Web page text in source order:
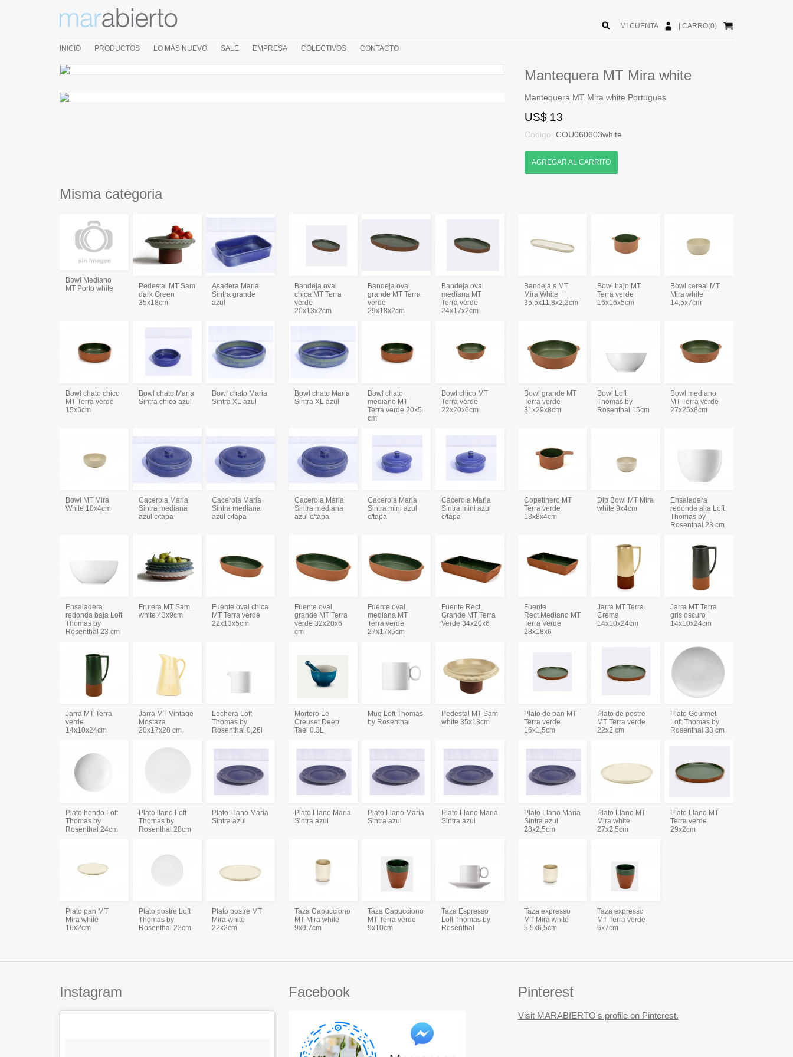
|CARRO(0)
MI CUENTA
INICIO PRODUCTOS LO MÁS NUEVO SALE EMPRESA COLECTIVOS CONTACTO
Mantequera MT Mira white
Mantequera MT Mira white Portugues
US$ 13
Código:COU060603white
AGREGAR AL CARRITO
Misma categoria
Bowl Mediano
MT Porto white
Pedestal MT Sam
dark Green
35x18cm
Asadera Maria
Sintra grande
azul
Bandeja oval
chica MT Terra
verde
20x13x2cm
Bandeja oval
grande MT Terra
verde
29x18x2cm
Bandeja oval
mediana MT
Terra verde
24x17x2cm
Bandeja s MT
Mira White
35,5x11,8x2,2cm
Bowl bajo MT
Terra verde
16x16x5cm
Bowl cereal MT
Mira white
14,5x7cm
Bowl chato chico
MT Terra verde
15x5cm
Bowl chato Maria
Sintra chico azul
Bowl chato Maria
Sintra XL azul
Bowl chato Maria
Sintra XL azul
Bowl chato
mediano MT
Terra verde 20x5
cm
Bowl chico MT
Terra verde
22x20x6cm
Bowl grande MT
Terra verde
31x29x8cm
Bowl Loft
Thomas by
Rosenthal 15cm
Bowl mediano
MT Terra verde
27x25x8cm
Bowl MT Mira
White 10x4cm
Cacerola Maria
Sintra mediana
azul c/tapa
Cacerola Maria
Sintra mediana
azul c/tapa
Cacerola Maria
Sintra mediana
azul c/tapa
Cacerola Maria
Sintra mini azul
c/tapa
Cacerola Maria
Sintra mini azul
c/tapa
Copetinero MT
Terra verde
13x8x4cm
Dip Bowl MT Mira
white 9x4cm
Ensaladera
redonda alta Loft
Thomas by
Rosenthal 23 cm
Ensaladera
redonda baja Loft
Thomas by
Rosenthal 23 cm
Frutera MT Sam
white 43x9cm
Fuente oval chica
MT Terra verde
22x13x5cm
Fuente oval
grande MT Terra
verde 32x20x6
cm
Fuente oval
mediana MT
Terra verde
27x17x5cm
Fuente Rect.
Grande MT Terra
Verde 34x20x6
Fuente
Rect.Mediano MT
Terra Verde
28x18x6
Jarra MT Terra
Crema
14x10x24cm
Jarra MT Terra
gris oscuro
14x10x24cm
Jarra MT Terra
verde
14x10x24cm
Jarra MT Vintage
Mostaza
20x17x28 cm
Lechera Loft
Thomas by
Rosenthal 0,26l
Mortero Le
Creuset Deep
Tael 0.3L
Mug Loft Thomas
by Rosenthal
Pedestal MT Sam
white 35x18cm
Plato de pan MT
Terra verde
16x1,5cm
Plato de postre
MT Terra verde
22x2 cm
Plato Gourmet
Loft Thomas by
Rosenthal 33 cm
Plato hondo Loft
Thomas by
Rosenthal 24cm
Plato llano Loft
Thomas by
Rosenthal 28cm
Plato Llano Maria
Sintra azul
Plato Llano Maria
Sintra azul
Plato Llano Maria
Sintra azul
Plato Llano Maria
Sintra azul
Plato Llano Maria
Sintra azul
28x2,5cm
Plato Llano MT
Mira white
27x2,5cm
Plato Llano MT
Terra verde
29x2cm
Plato pan MT
Mira white
16x2cm
Plato postre Loft
Thomas by
Rosenthal 22cm
Plato postre MT
Mira white
22x2cm
Taza Capucciono
MT Mira white
9x9,7cm
Taza Capucciono
MT Terra verde
9x10cm
Taza Espresso
Loft Thomas by
Rosenthal
Taza expresso
MT Mira white
5,5x6,5cm
Taza expresso
MT Terra verde
6x7cm
Instagram Facebook Pinterest
Visit MARABIERTO's profile on Pinterest.